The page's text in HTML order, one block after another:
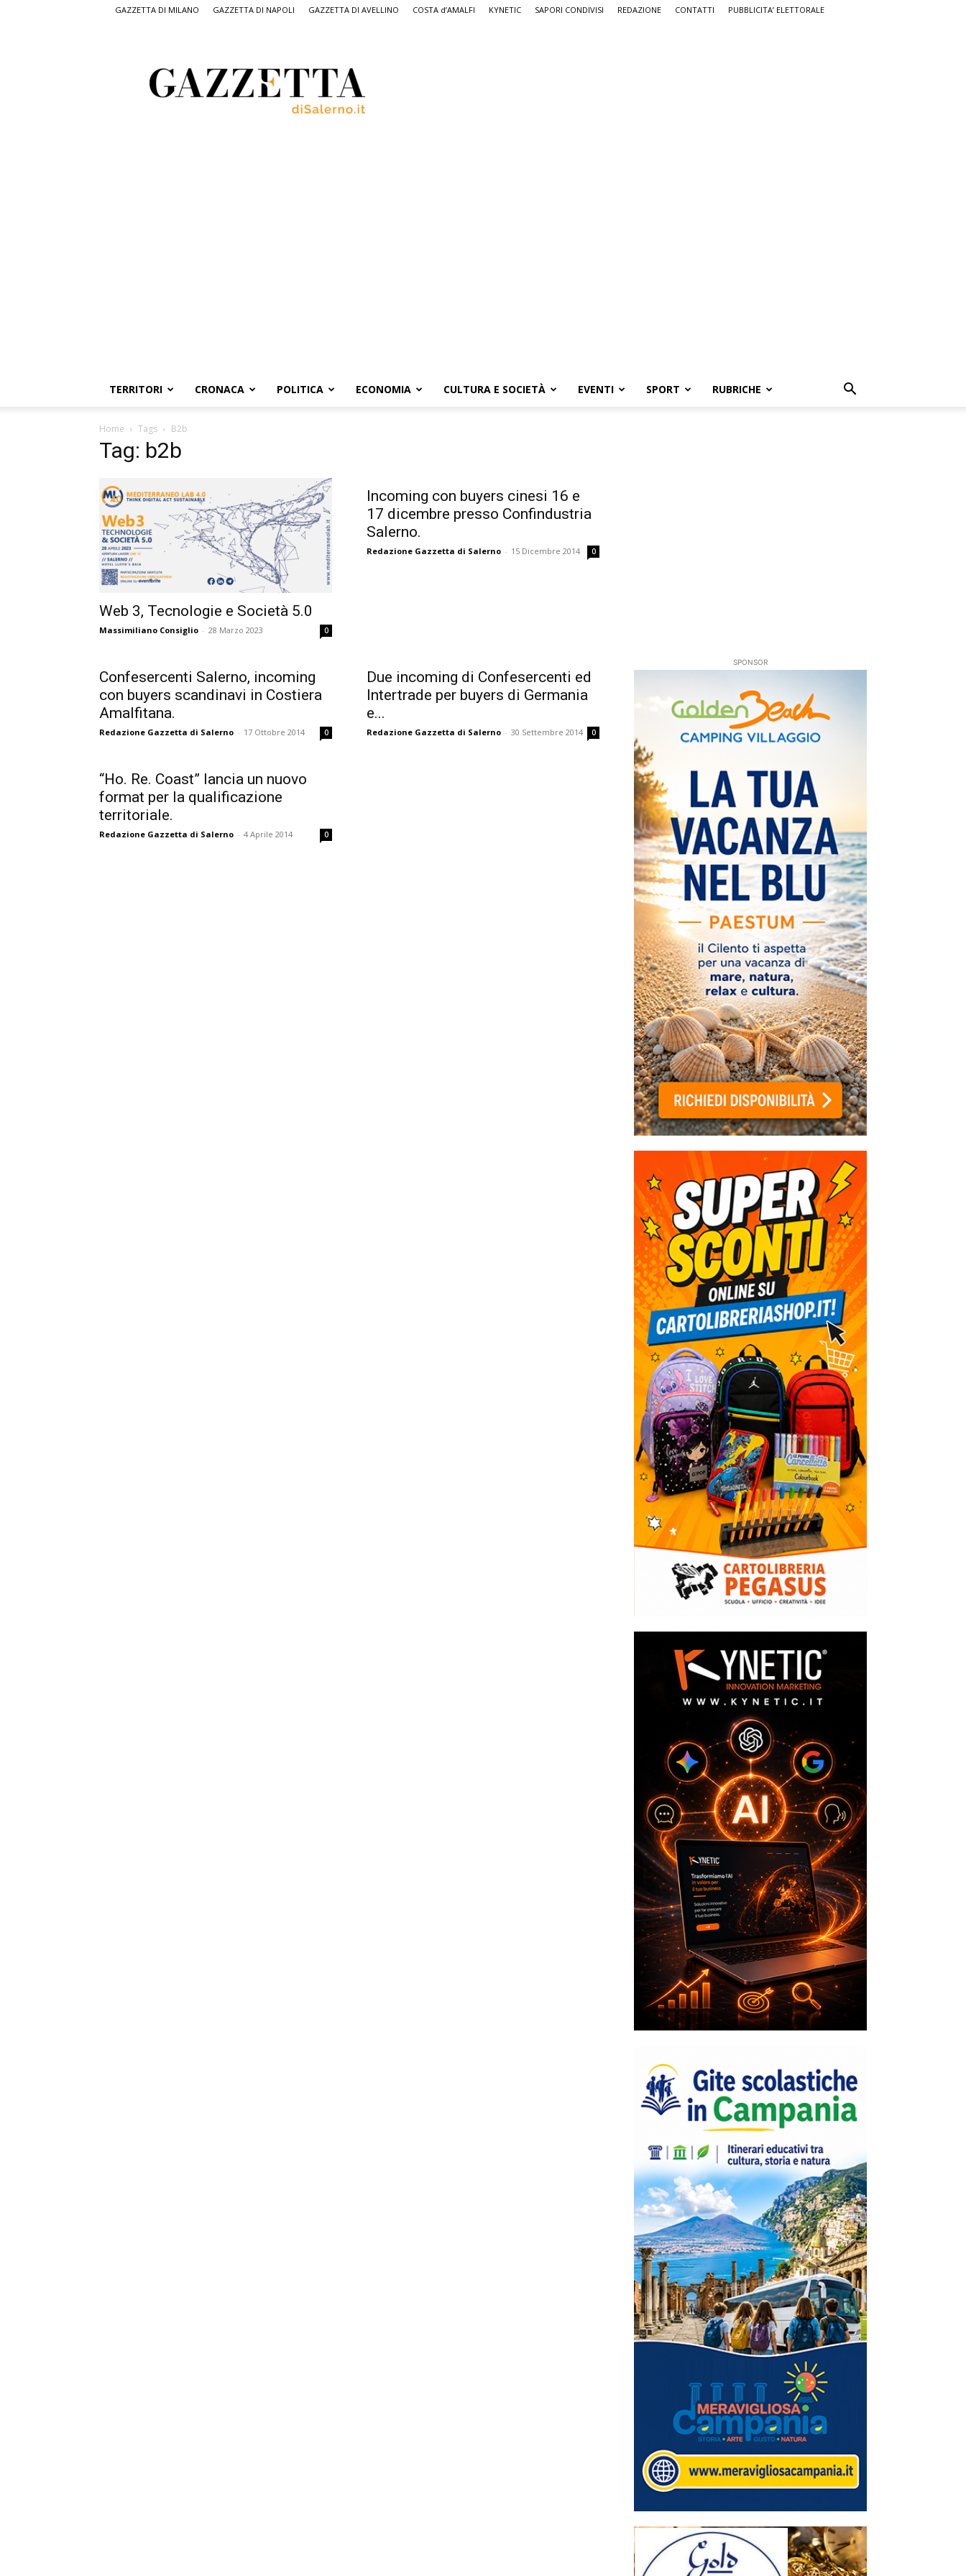
GAZZETTA DI MILANO GAZZETTA DI NAPOLI GAZZETTA DI AVELLINO COSTA d’AMALFI KYNETIC SAPORI CONDIVISI REDAZIONE CONTATTI PUBBLICITA’ ELETTORALE
Salerno,
il
quotidiano
TERRITORI CRONACA POLITICA ECONOMIA CULTURA E SOCIETÀ EVENTI SPORT RUBRICHE
Home Tags B2b
Tag: b2b
Web 3, Tecnologie e Società 5.0
Massimiliano Consiglio - 28 Marzo 2023 0
Incoming con buyers cinesi 16 e
17 dicembre presso Confindustria
Salerno.
Redazione Gazzetta di Salerno - 15 Dicembre 2014 0
Confesercenti Salerno, incoming
con buyers scandinavi in Costiera
Amalfitana.
Redazione Gazzetta di Salerno - 17 Ottobre 2014 0
Due incoming di Confesercenti ed
Intertrade per buyers di Germania
e...
Redazione Gazzetta di Salerno - 30 Settembre 2014 0
“Ho. Re. Coast” lancia un nuovo
format per la qualificazione
territoriale.
Redazione Gazzetta di Salerno - 4 Aprile 2014 0
SPONSOR